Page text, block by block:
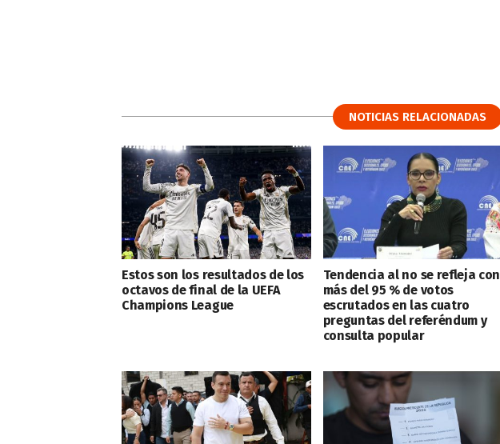
NOTICIAS RELACIONADAS
Estos son los resultados de los
octavos de final de la UEFA
Champions League
Tendencia al no se refleja con
más del 95 % de votos
escrutados en las cuatro
preguntas del referéndum y
consulta popular